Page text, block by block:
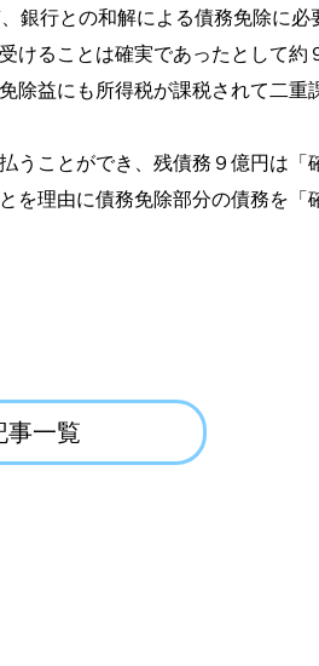
行との和解による債務免除に必
けることは確実であったとして約
除益にも所得税が課税されて二重
ことができ、残債務９億円は「
を理由に債務免除部分の債務を「
事一覧